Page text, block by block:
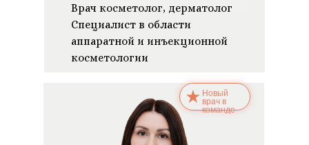
Врач косметолог, дерматолог
Специалист в области
аппаратной и инъекционной
косметологии
Новый
врач в
команде